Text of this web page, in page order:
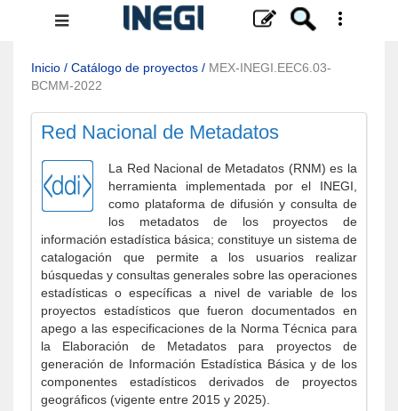
Menú
navegación
Inicio / Catálogo de proyectos / MEX-INEGI.EEC6.03-
BCMM-2022
Red Nacional de Metadatos
La Red Nacional de Metadatos (RNM) es la
herramienta implementada por el INEGI,
como plataforma de difusión y consulta de
los metadatos de los proyectos de
información estadística básica; constituye un sistema de
catalogación que permite a los usuarios realizar
búsquedas y consultas generales sobre las operaciones
estadísticas o específicas a nivel de variable de los
proyectos estadísticos que fueron documentados en
apego a las especificaciones de la Norma Técnica para
la Elaboración de Metadatos para proyectos de
generación de Información Estadística Básica y de los
componentes estadísticos derivados de proyectos
geográficos (vigente entre 2015 y 2025).